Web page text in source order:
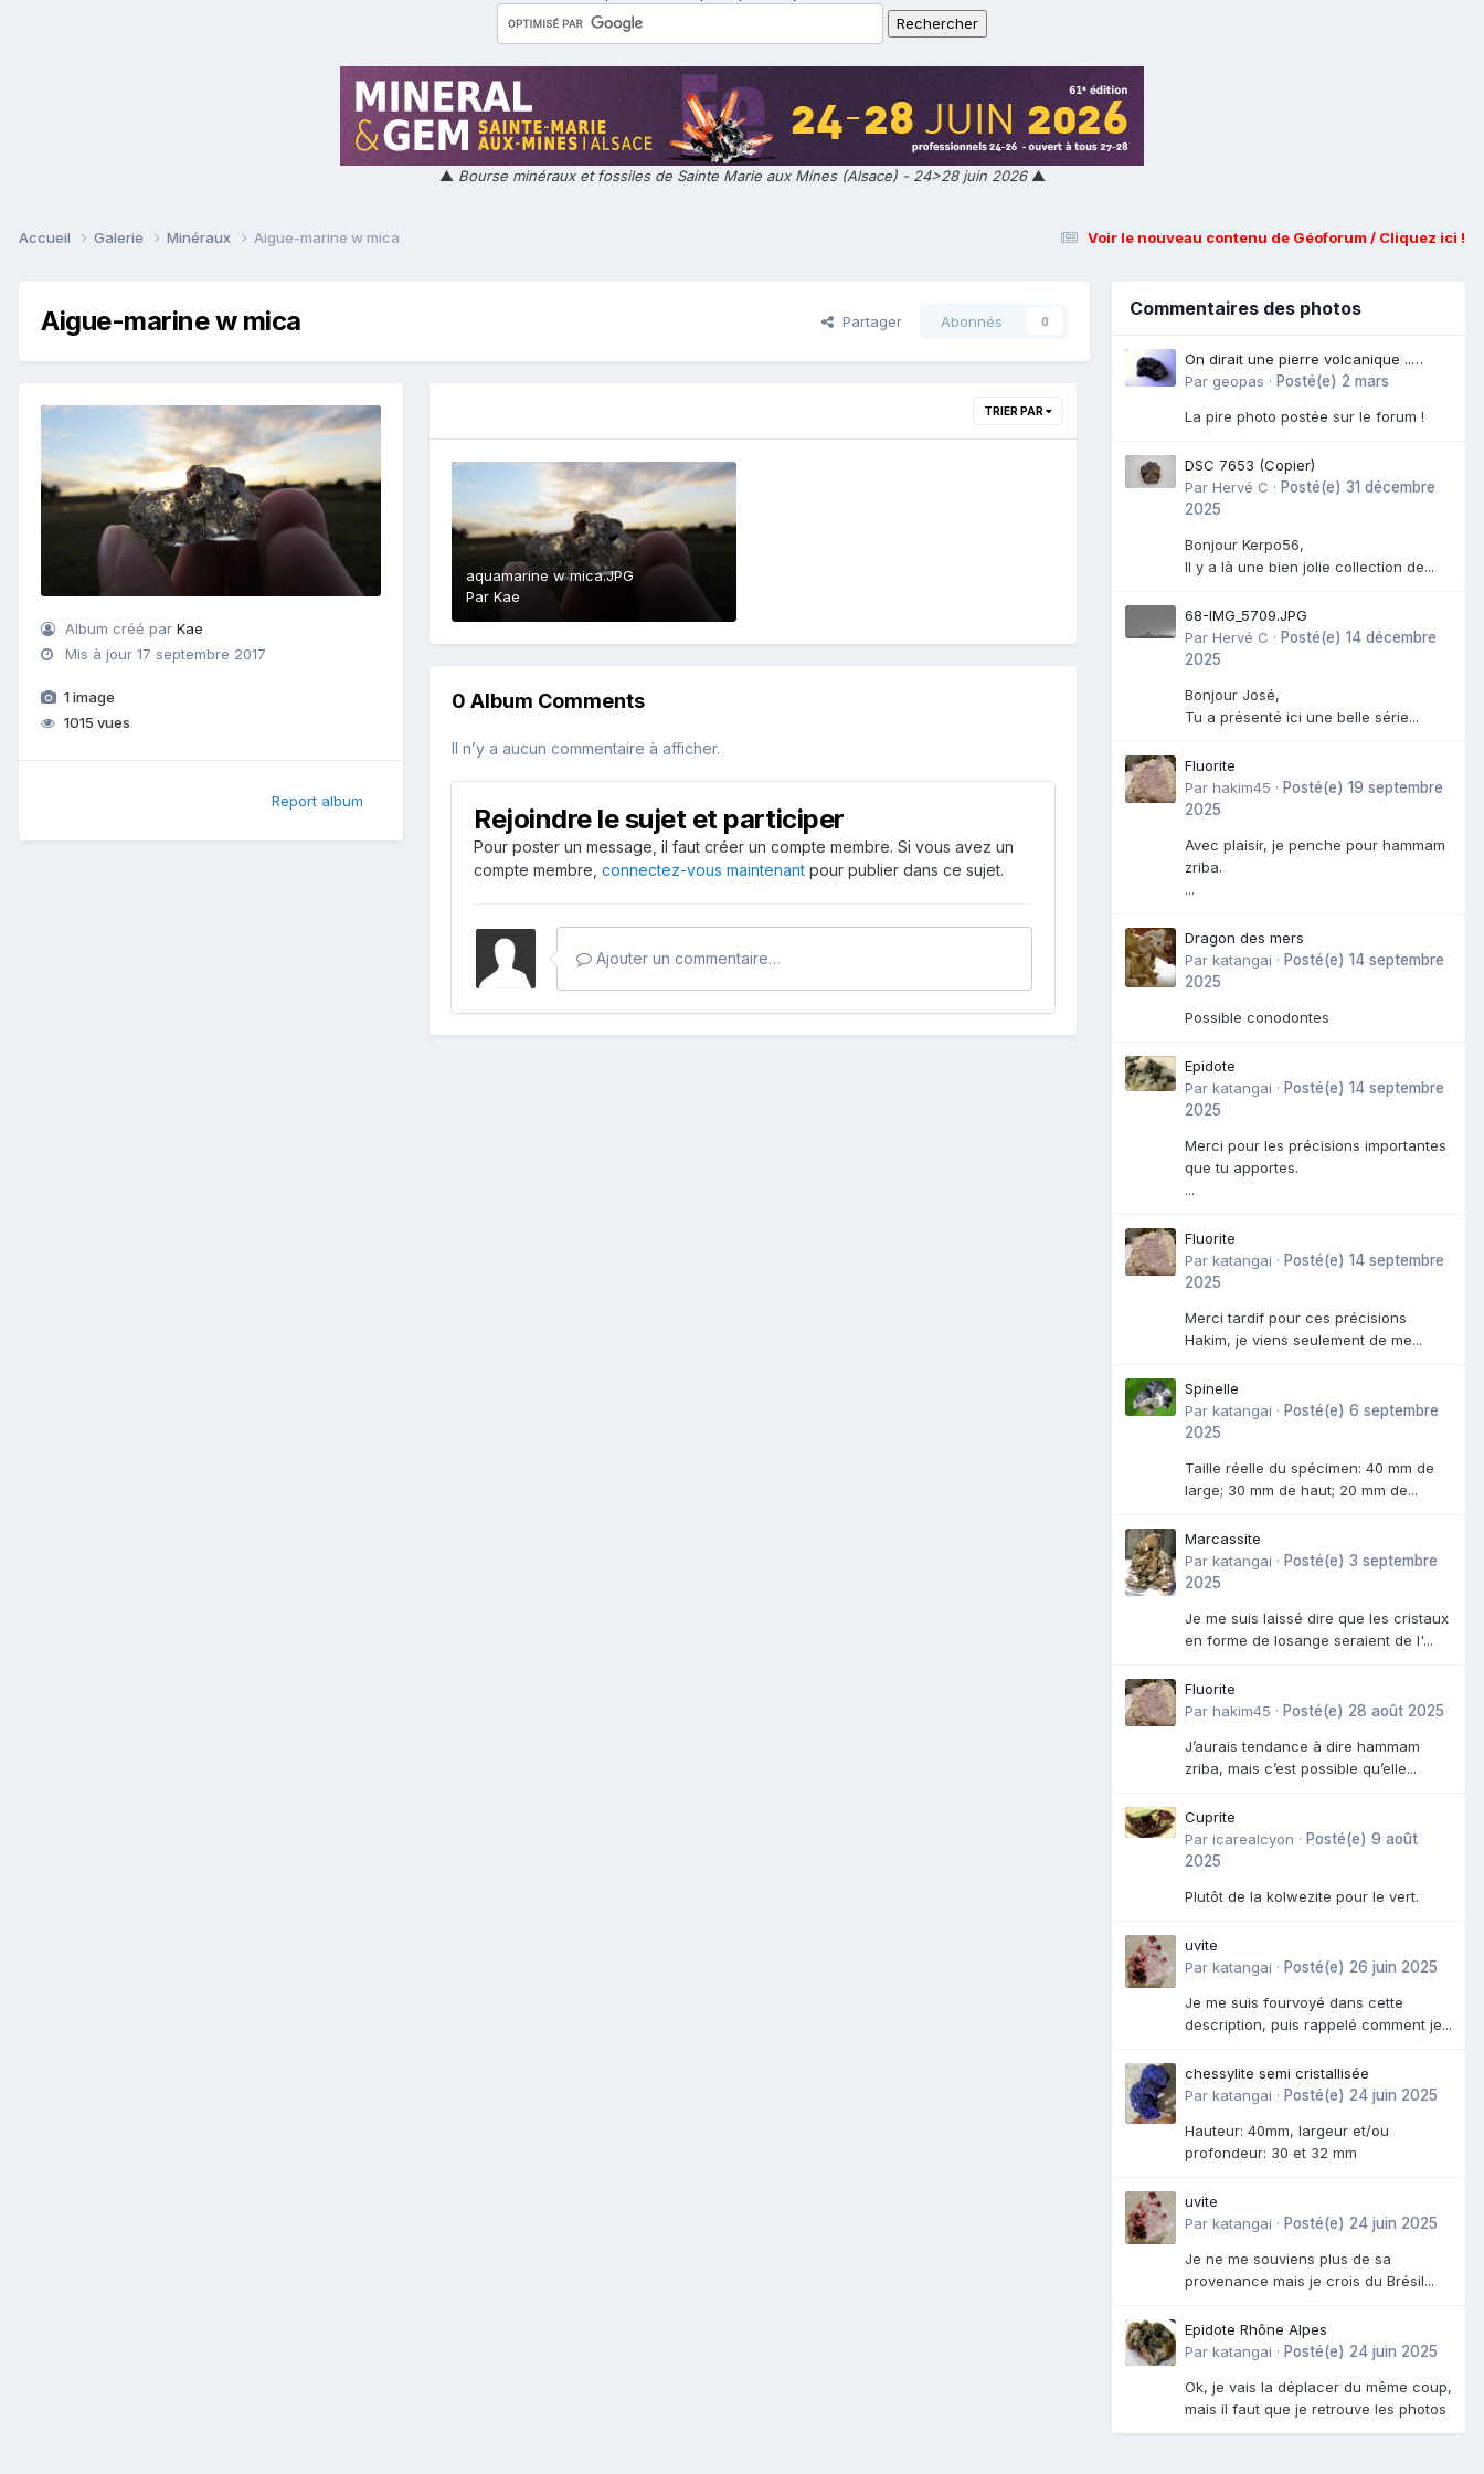
▲ Bourse minéraux et fossiles de Sainte Marie aux Mines (Alsace) - 24>28 juin 2026▲
Voir le nouveau contenu de Géoforum / Cliquez ici !
Accueil Galerie Minéraux Aigue-marine w mica
Aigue-marine w mica Partager Abonnés 0
Album créé parKae
Mis à jour17 septembre 2017
1 image
1015 vues
Report album
TRIER PAR
aquamarine w mica.JPG
Par Kae
0 Album Comments
Il n’y a aucun commentaire à afficher.
Rejoindre le sujet et participer
Pour poster un message, il faut créer un compte membre. Si vous avez un
compte membre, connectez-vous maintenant pour publier dans ce sujet.
Ajouter un commentaire…
Commentaires des photos
On dirait une pierre volcanique ..
Langogne- Rive de l\'Alli
Par geopas · Posté(e) 2 mars
La pire photo postée sur le forum !
DSC 7653 (Copier)
Par Hervé C · Posté(e) 31 décembre
2025
Bonjour Kerpo56,
Il y a là une bien jolie collection de...
68-IMG_5709.JPG
Par Hervé C · Posté(e) 14 décembre
2025
Bonjour José,
Tu a présenté ici une belle série...
Fluorite
Par hakim45 · Posté(e) 19 septembre
2025
Avec plaisir, je penche pour hammam
zriba.
...
Dragon des mers
Par katangai · Posté(e) 14 septembre
2025
Possible conodontes
Epidote
Par katangai · Posté(e) 14 septembre
2025
Merci pour les précisions importantes
que tu apportes.
...
Fluorite
Par katangai · Posté(e) 14 septembre
2025
Merci tardif pour ces précisions
Hakim, je viens seulement de me...
Spinelle
Par katangai · Posté(e) 6 septembre
2025
Taille réelle du spécimen: 40 mm de
large; 30 mm de haut; 20 mm de...
Marcassite
Par katangai · Posté(e) 3 septembre
2025
Je me suis laissé dire que les cristaux
en forme de losange seraient de l'...
Fluorite
Par hakim45 · Posté(e) 28 août 2025
J’aurais tendance à dire hammam
zriba, mais c’est possible qu’elle...
Cuprite
Par icarealcyon · Posté(e) 9 août
2025
Plutôt de la kolwezite pour le vert.
uvite
Par katangai · Posté(e) 26 juin 2025
Je me suis fourvoyé dans cette
description, puis rappelé comment je...
chessylite semi cristallisée
Par katangai · Posté(e) 24 juin 2025
Hauteur: 40mm, largeur et/ou
profondeur: 30 et 32 mm
uvite
Par katangai · Posté(e) 24 juin 2025
Je ne me souviens plus de sa
provenance mais je crois du Brésil...
Epidote Rhône Alpes
Par katangai · Posté(e) 24 juin 2025
Ok, je vais la déplacer du même coup,
mais il faut que je retrouve les photos